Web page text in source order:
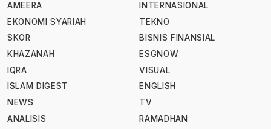
AMEERA
EKONOMI SYARIAH
SKOR
KHAZANAH
IQRA
ISLAM DIGEST
NEWS
ANALISIS
INTERNASIONAL
TEKNO
BISNIS FINANSIAL
ESGNOW
VISUAL
ENGLISH
TV
RAMADHAN